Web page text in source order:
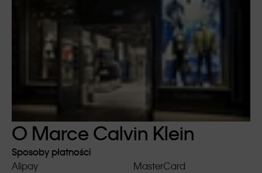
O Marce Calvin Klein
Sposoby płatności
Alipay
MasterCard